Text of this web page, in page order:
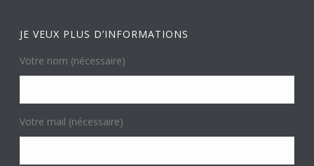
JE VEUX PLUS D’INFORMATIONS
Votre nom (nécessaire)
Votre mail (nécessaire)